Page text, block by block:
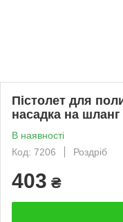
Пістолет для
насадка на шланг
В наявності
Код: 7206
Роздріб
403 ₴